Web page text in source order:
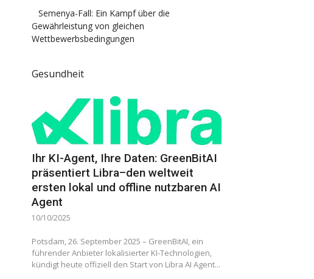
Semenya-Fall: Ein Kampf über die
Gewährleistung von gleichen
Wettbewerbsbedingungen
Gesundheit
Ihr KI-Agent, Ihre Daten: GreenBitAI
präsentiert Libra–den weltweit
ersten lokal und offline nutzbaren AI
Agent
10/10/2025
Potsdam, 26. September 2025 – GreenBitAI, ein
führender Anbieter lokalisierter KI-Technologien,
kündigt heute offiziell den Start von Libra AI Agent...